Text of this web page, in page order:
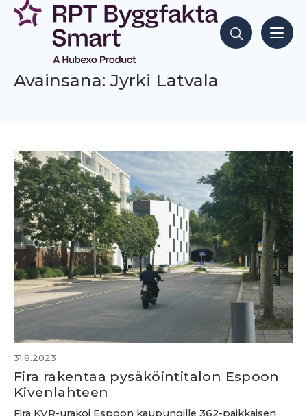
Siirry
sisältöön
Hae sisältöjä
Avainsana: Jyrki Latvala
31.8.2023
Fira rakentaa pysäköintitalon Espoon
Kivenlahteen
Fira KVR-urakoi Espoon kaupungille 362-paikkaisen